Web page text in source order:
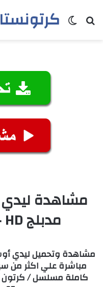
كرتونستابحث عنالوضع المظلم
مدبلج HD جميع الحلقات